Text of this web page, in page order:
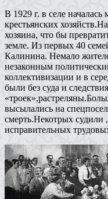
В 1929 г. в селе началась
крестьянских
хозяина, что бы
земле. Из первых 40
Калинина. Немало
незаконным
коллективизации и в
были без суда и
высылались на
смерть.Некотрых судили
исправительных